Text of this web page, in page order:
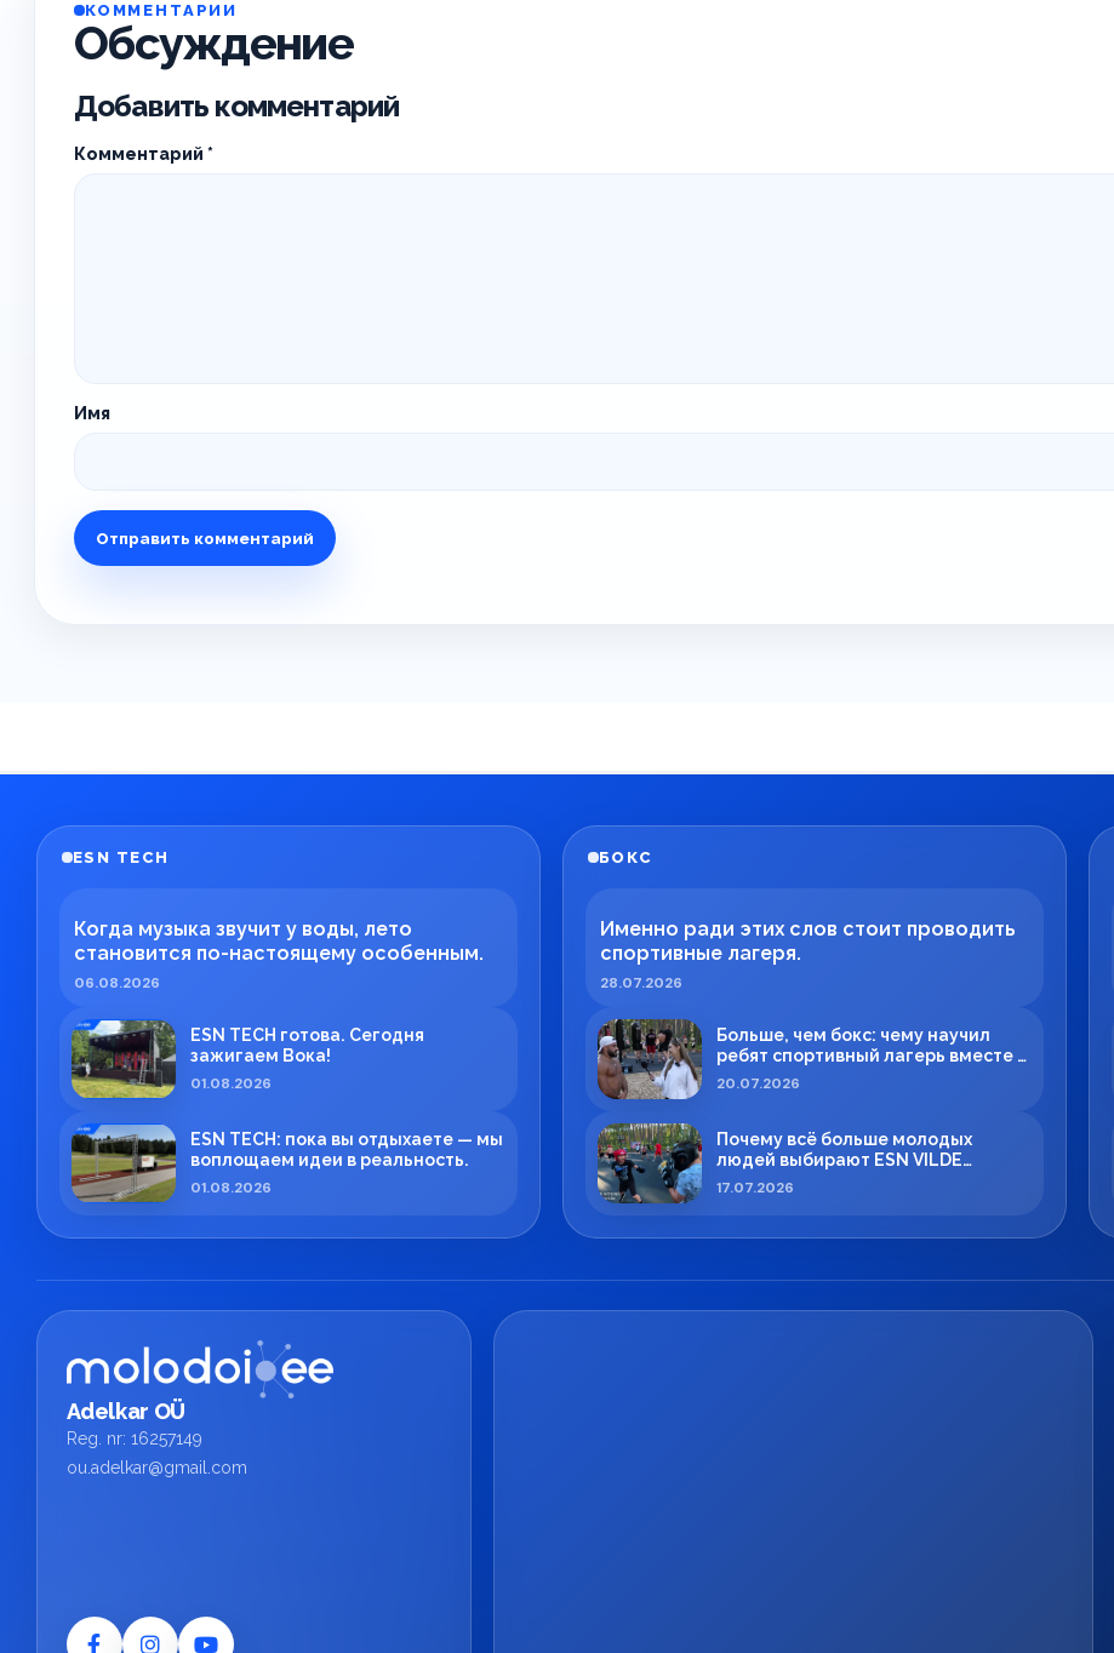
КОММЕНТАРИИ
Обсуждение
Добавить комментарий
Комментарий *
Имя
ESN TECH
Когда музыка звучит у воды, лето
становится по-настоящему особенным.
06.08.2026
ESN TECH готова. Сегодня
зажигаем Вока!
01.08.2026
ESN TECH: пока вы отдыхаете — мы
воплощаем идеи в реальность.
01.08.2026
БОКС
Именно ради этих слов стоит проводить
спортивные лагеря.
28.07.2026
Больше, чем бокс: чему научил
ребят спортивный лагерь вместе с
Максимом Вильде
20.07.2026
Почему всё больше молодых
людей выбирают ESN VILDE
BOXING в Силламяэ?
17.07.2026
Adelkar OÜ
Reg. nr: 16257149
ou.adelkar@gmail.com